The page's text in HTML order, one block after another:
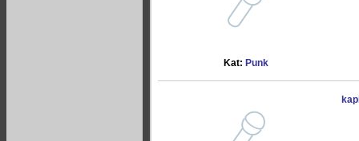
Kat: Punk